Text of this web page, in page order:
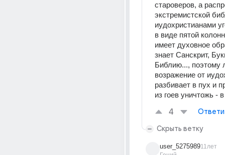
староверов, а
экстремистской
иудохристианами
в виде пятой
имеет духовное
знает Санскрит,
Библию..., поэтому
возражение от
разбивает в пух и
из гоев уничтожь -
4
Скрыть ветку
user_527598911лет